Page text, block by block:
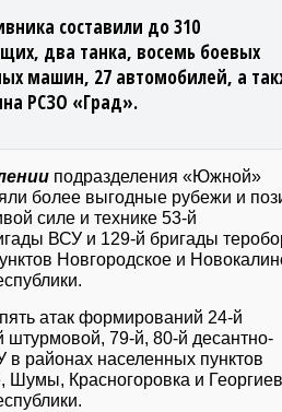
составили до 310
два танка, восемь боевых
машин, 27 автомобилей, а
РСЗО «Град».
подразделения «Южной»
более выгодные рубежи и
силе и технике 53-й
ВСУ и 129-й бригады
Новгородское и
атак формирований 24-й
штурмовой, 79-й, 80-й десантно-
районах населенных пунктов
Шумы, Красногоровка и